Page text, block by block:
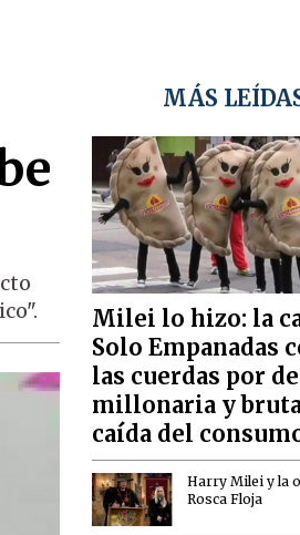
MÁS
Milei lo hizo: la
Solo Empanadas
las cuerdas por
millonaria y
caída del
Harry Milei y la
Rosca Floja